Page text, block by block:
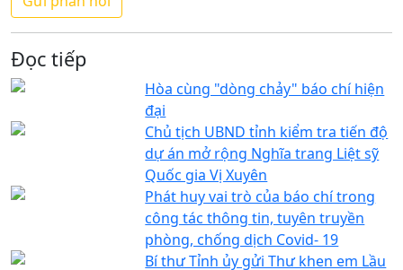
Đọc tiếp
Hòa cùng "dòng chảy" báo chí hiện
đại
Chủ tịch UBND tỉnh kiểm tra tiến độ
dự án mở rộng Nghĩa trang Liệt sỹ
Quốc gia Vị Xuyên
Phát huy vai trò của báo chí trong
công tác thông tin, tuyên truyền
phòng, chống dịch Covid- 19
Bí thư Tỉnh ủy gửi Thư khen em Lầu